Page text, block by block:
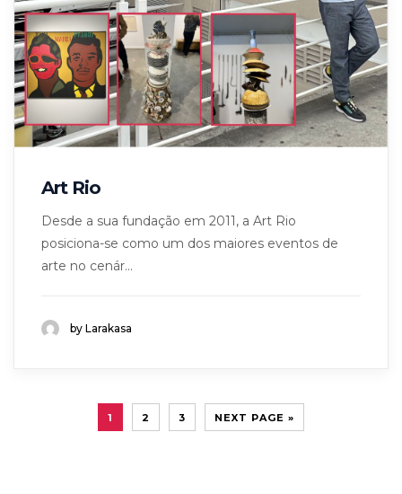
Art Rio
Desde a sua fundação em 2011, a Art Rio
posiciona-se como um dos maiores eventos de
arte no cenár...
by Larakasa
1 2 3 NEXT PAGE »